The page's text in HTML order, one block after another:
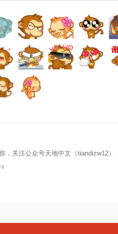
，关注公众号天地中文（tiandizw12）